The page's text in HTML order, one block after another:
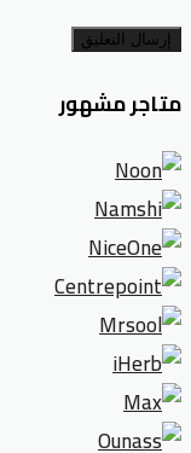
إرسال التعليق
متاجر مشهور